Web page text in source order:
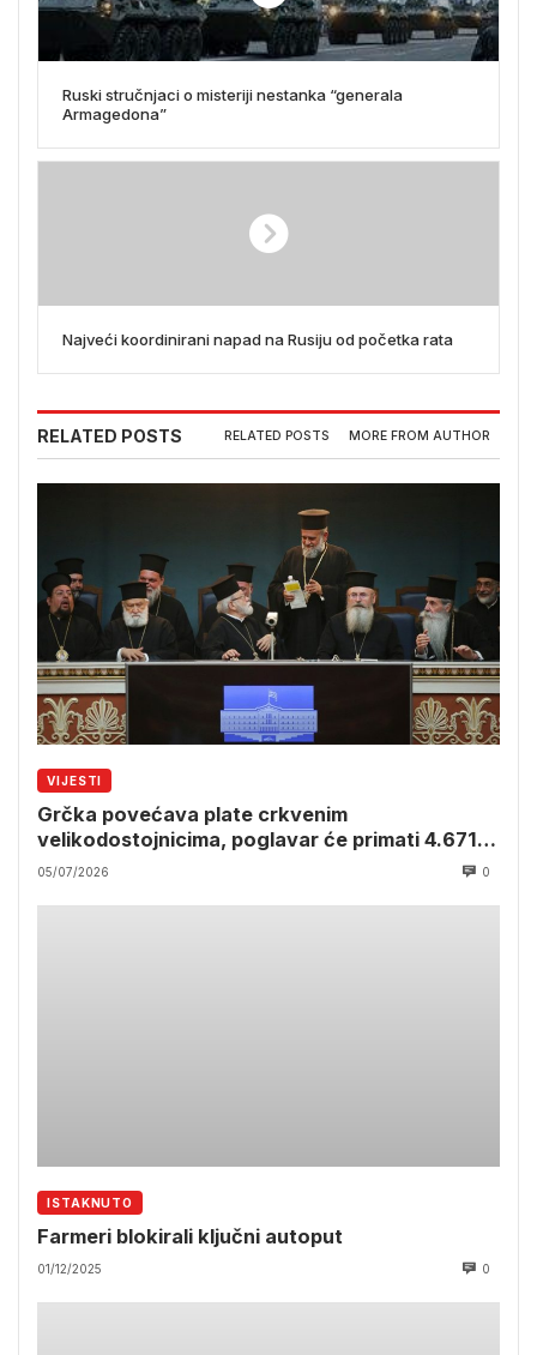
Ruski stručnjaci o misteriji nestanka “generala
Armagedona”
Najveći koordinirani napad na Rusiju od početka rata
RELATED POSTS RELATED POSTS MORE FROM AUTHOR
VIJESTI
Grčka povećava plate crkvenim
velikodostojnicima, poglavar će primati 4.671
euro bruto
05/07/2026 0
ISTAKNUTO
Farmeri blokirali ključni autoput
01/12/2025 0